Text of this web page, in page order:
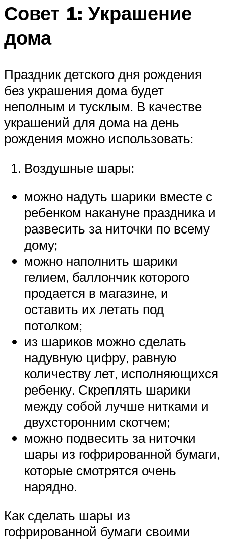
Совет 1: Украшение
дома
Праздник детского дня рождения
без украшения дома будет
неполным и тусклым. В качестве
украшений для дома на день
рождения можно использовать:
Воздушные шары:
можно надуть шарики вместе с
ребенком накануне праздника и
развесить за ниточки по всему
дому;
можно наполнить шарики
гелием, баллончик которого
продается в магазине, и
оставить их летать под
потолком;
из шариков можно сделать
надувную цифру, равную
количеству лет, исполняющихся
ребенку. Скреплять шарики
между собой лучше нитками и
двухсторонним скотчем;
можно подвесить за ниточки
шары из гофрированной бумаги,
которые смотрятся очень
нарядно.
Как сделать шары из
гофрированной бумаги своими